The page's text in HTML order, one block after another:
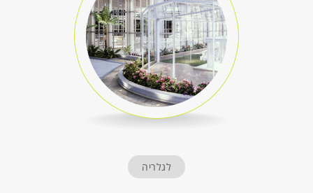
לגלריה